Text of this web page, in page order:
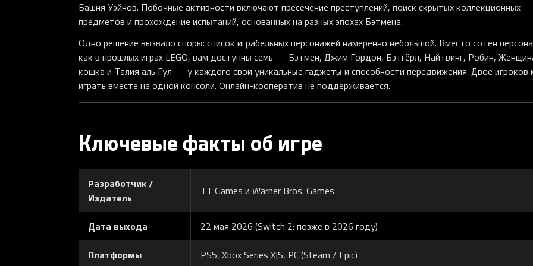
Башня Уэйнов. Побочные активности включают пресечение преступлений, поиск скрытых коллекционных
предметов и прохождение испытаний, основанных на разных эпохах Бэтмена.
Одно решение вызвало споры: список играбельных персонажей намеренно небольшой. Вместо сотен
как в прошлых играх LEGO, вам доступны семь — Бэтмен, Джим Гордон, Бэтгёрл, Найтвинг, Робин,
кошка и Талия аль Гул — у каждого свои уникальные гаджеты и способности передвижения. Двое игроков
играть вместе на одной консоли. Онлайн-кооператив не поддерживается.
Ключевые факты об игре
Разработчик /
Издатель
TT Games и Warner Bros. Games
Дата выхода 22 мая 2026 (Switch 2: позже в 2026 году)
Платформы PS5, Xbox Series X|S, PC (Steam / Epic)